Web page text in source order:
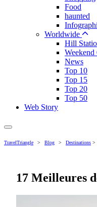
Food
haunted
Worldwide
Hill
Weekend
News
Top 10
Top 15
Top 20
Top 50
Web Story
TravelTriangle > Blog > Destinations >
17 Meilleures